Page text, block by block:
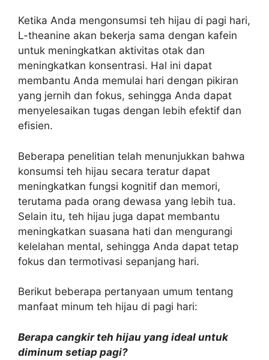
Ketika Anda mengonsumsi teh hijau di pagi hari,
L-theanine akan bekerja sama dengan kafein
untuk meningkatkan aktivitas otak dan
meningkatkan konsentrasi. Hal ini dapat
membantu Anda memulai hari dengan pikiran
yang jernih dan fokus, sehingga Anda dapat
menyelesaikan tugas dengan lebih efektif dan
efisien.
Beberapa penelitian telah menunjukkan bahwa
konsumsi teh hijau secara teratur dapat
meningkatkan fungsi kognitif dan memori,
terutama pada orang dewasa yang lebih tua.
Selain itu, teh hijau juga dapat membantu
meningkatkan suasana hati dan mengurangi
kelelahan mental, sehingga Anda dapat tetap
fokus dan termotivasi sepanjang hari.
Berikut beberapa pertanyaan umum tentang
manfaat minum teh hijau di pagi hari:
Berapa cangkir teh hijau yang ideal untuk
diminum setiap pagi?